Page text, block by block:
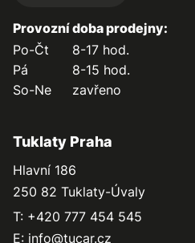
Provozní doba prodejny:
Po-Čt
8-17 hod.
Pá
8-15 hod.
So-Ne
zavřeno
Tuklaty Praha
Hlavní 186
250 82 Tuklaty-Úvaly
T: +420 777 454 545
E: info@tucar.cz